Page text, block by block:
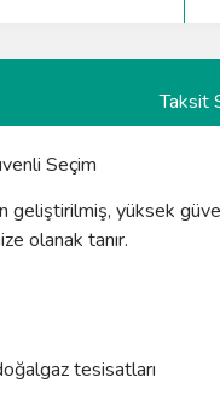
Taksit
Seçim
yüksek
olanak tanır.
tesisatları